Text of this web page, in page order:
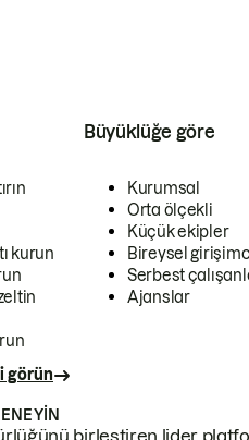
kurun
görün
Büyüklüğe göre
Kurumsal
Orta ölçekli
Küçük ekipler
Bireysel
Serbest
Ajanslar
birleştiren lider